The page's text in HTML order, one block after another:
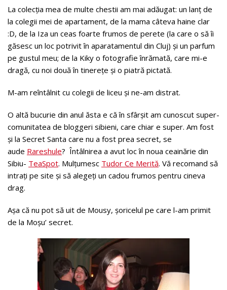
La colecția mea de multe chestii am mai adăugat: un lanț de
la colegii mei de apartament, de la mama câteva haine clar
:D, de la Iza un ceas foarte frumos de perete (la care o să îi
găsesc un loc potrivit în aparatamentul din Cluj) și un parfum
pe gustul meu; de la Kiky o fotografie înrămată, care mi-e
dragă, cu noi două în tinerețe și o piatră pictată.
M-am reîntâlnit cu colegii de liceu și ne-am distrat.
O altă bucurie din anul ăsta e că în sfârșit am cunoscut super-
comunitatea de bloggeri sibieni, care chiar e super. Am fost
și la Secret Santa care nu a fost prea secret, se
aude Rareshule? Întâlnirea a avut loc în noua ceainărie din
Sibiu- TeaSpot. Mulțumesc Tudor Ce Merită. Vă recomand să
intrați pe site și să alegeți un cadou frumos pentru cineva
drag.
Așa că nu pot să uit de Mousy, șoricelul pe care l-am primit
de la Moșu’ secret.